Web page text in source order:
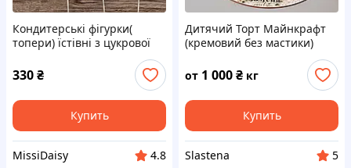
Кондитерські фігурки(
топери) їстівні з цукрової
Майнкрафт"
330₴
Купить
MissiDaisy
4.8
Дитячий Торт Майнкрафт
(кремовий без мастики)
от 1 000₴ кг
Купить
Slastena
5